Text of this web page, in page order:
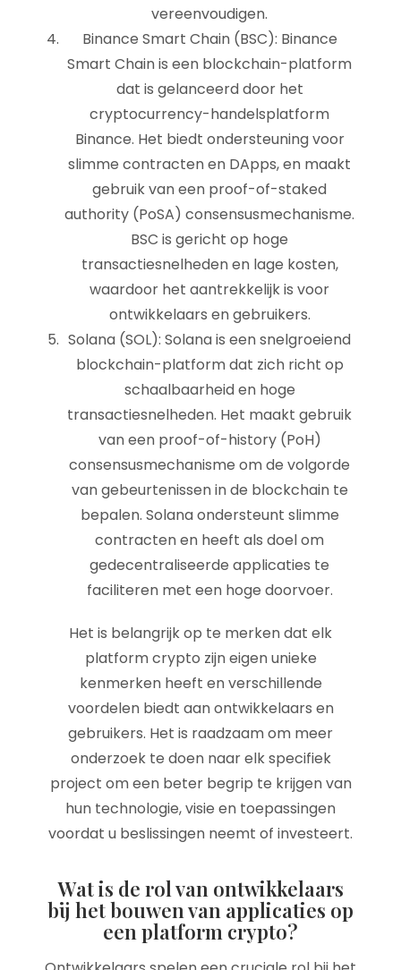
vereenvoudigen.
Binance Smart Chain (BSC): Binance
Smart Chain is een blockchain-platform
dat is gelanceerd door het
cryptocurrency-handelsplatform
Binance. Het biedt ondersteuning voor
slimme contracten en DApps, en maakt
gebruik van een proof-of-staked
authority (PoSA) consensusmechanisme.
BSC is gericht op hoge
transactiesnelheden en lage kosten,
waardoor het aantrekkelijk is voor
ontwikkelaars en gebruikers.
Solana (SOL): Solana is een snelgroeiend
blockchain-platform dat zich richt op
schaalbaarheid en hoge
transactiesnelheden. Het maakt gebruik
van een proof-of-history (PoH)
consensusmechanisme om de volgorde
van gebeurtenissen in de blockchain te
bepalen. Solana ondersteunt slimme
contracten en heeft als doel om
gedecentraliseerde applicaties te
faciliteren met een hoge doorvoer.
Het is belangrijk op te merken dat elk
platform crypto zijn eigen unieke
kenmerken heeft en verschillende
voordelen biedt aan ontwikkelaars en
gebruikers. Het is raadzaam om meer
onderzoek te doen naar elk specifiek
project om een beter begrip te krijgen van
hun technologie, visie en toepassingen
voordat u beslissingen neemt of investeert.
Wat is de rol van ontwikkelaars
bij het bouwen van applicaties op
een platform crypto?